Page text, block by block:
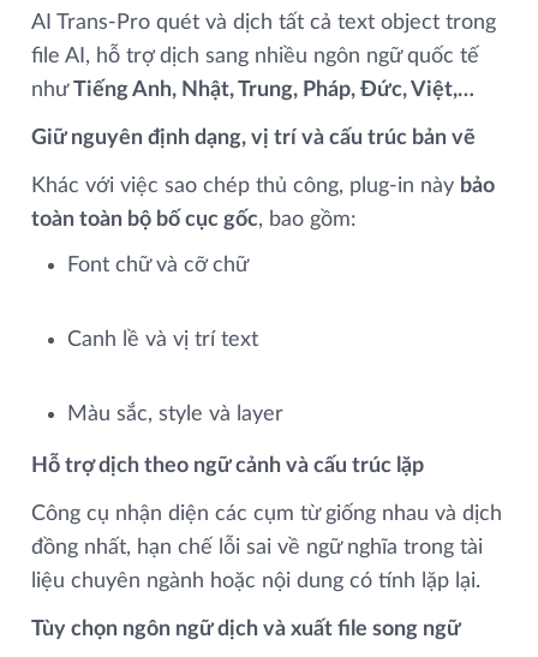
AI Trans‑Pro quét và dịch tất cả text object trong
file AI, hỗ trợ dịch sang nhiều ngôn ngữ quốc tế
nhưTiếng Anh, Nhật, Trung, Pháp, Đức, Việt,…
Giữ nguyên định dạng, vị trí và cấu trúc bản vẽ
Khác với việc sao chép thủ công, plug-in này bảo
toàn toàn bộ bố cục gốc, bao gồm:
Font chữ và cỡ chữ
Canh lề và vị trí text
Màu sắc, style và layer
Hỗ trợ dịch theo ngữ cảnh và cấu trúc lặp
Công cụ nhận diện các cụm từ giống nhau và dịch
đồng nhất, hạn chế lỗi sai về ngữ nghĩa trong tài
liệu chuyên ngành hoặc nội dung có tính lặp lại.
Tùy chọn ngôn ngữ dịch và xuất file song ngữ